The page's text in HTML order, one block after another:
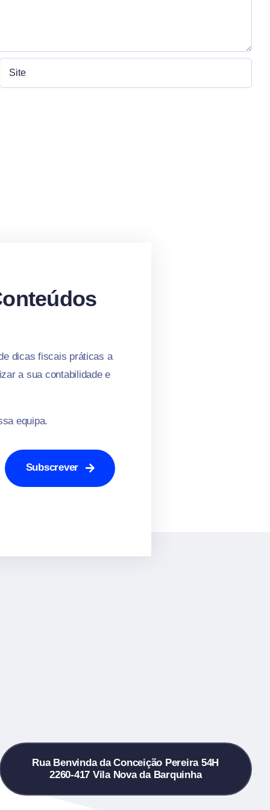
dicas fiscais práticas a
a sua contabilidade e
equipa.
Subscrever
Rua Benvinda da Conceição Pereira 54H
2260-417 Vila Nova da Barquinha